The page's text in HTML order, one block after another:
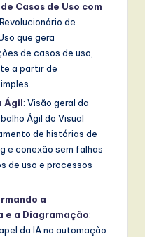
Casos de Uso com
de
que gera
de casos de uso,
a partir de
Ágil: Visão geral da
Ágil do Visual
de histórias de
e conexão sem falhas
de uso e processos
a
e a Diagramação:
da IA na automação